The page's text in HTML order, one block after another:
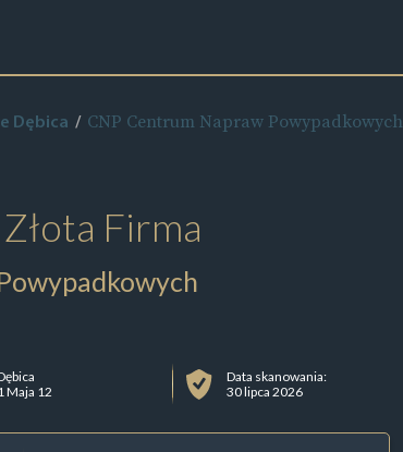
Dębica CNP Centrum Napraw Powypadkowych
Złota Firma
Maja 12
Data skanowania:
30 lipca 2026